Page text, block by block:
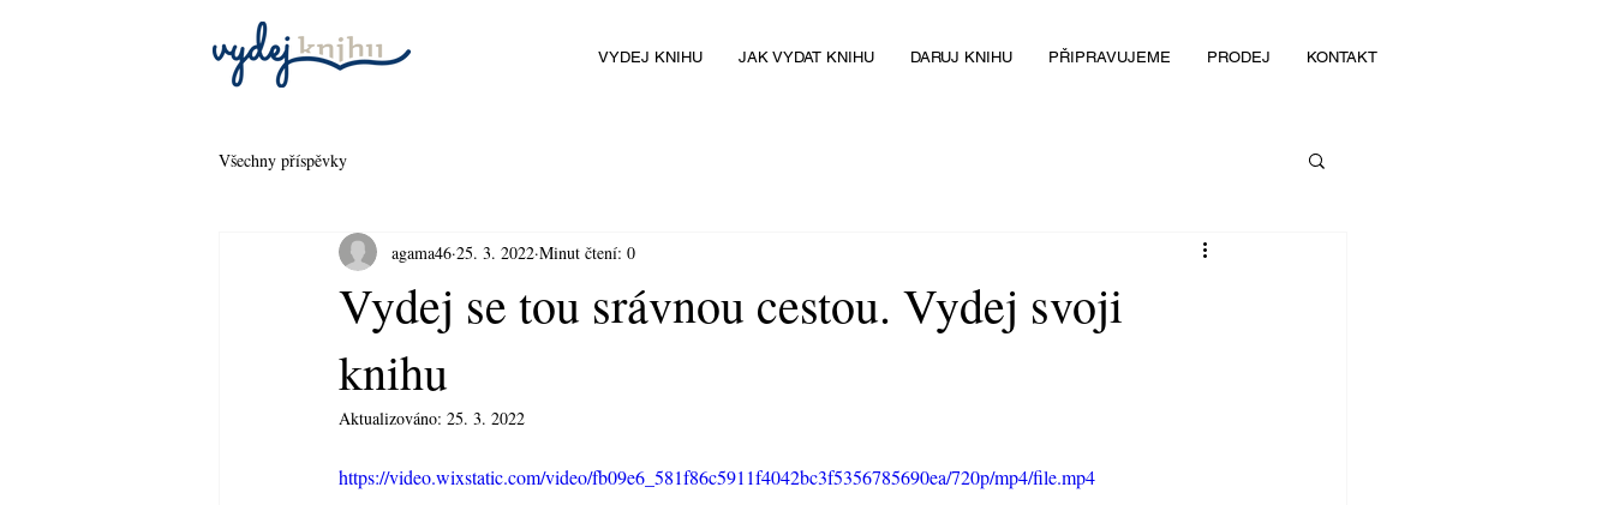
VYDEJ KNIHU JAK VYDAT KNIHU DARUJ KNIHU PŘIPRAVUJEME PRODEJ KONTAKT
Všechny příspěvky
Vydej se tou srávnou cestou. Vydej svoji
knihu
agama46 25. 3. 2022 Minut čtení: 0
Aktualizováno: 25. 3. 2022
https://video.wixstatic.com/video/fb09e6_581f86c5911f4042bc3f5356785690ea/720p/mp4/file.mp4